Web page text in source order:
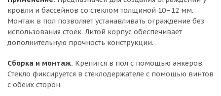
кровли и бассейнов со стеклом толщиной 10–12 мм.
Монтаж в пол позволяет устанавливать ограждение без
использования стоек. Литой корпус обеспечивает
дополнительную прочность конструкции.
Сборка и монтаж. Крепится в пол с помощью анкеров.
Стекло фиксируется в стеклодержателе с помощью винтов
с обеих сторон.